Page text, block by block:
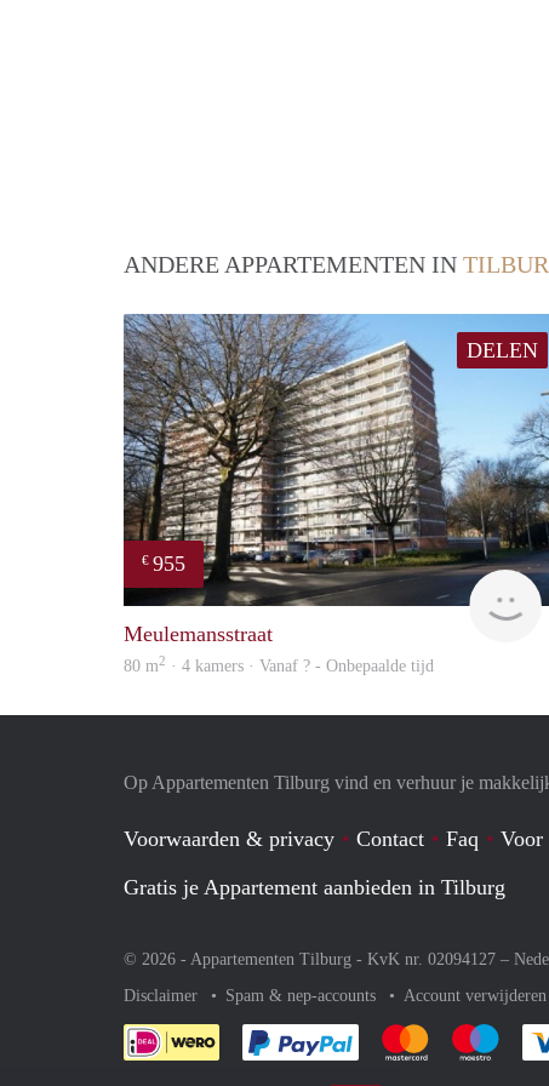
ANDERE APPARTEMENTEN IN
DELEN
€ 955
Meulemansstraat
80 m2 · 4 kamers · Vanaf ? - Onbepaalde tijd
Op Appartementen Tilburg vind en verhuur je
Voorwaarden & privacy Contact Faq
Voor
Gratis je Appartement aanbieden in Tilburg
© 2026 - Appartementen Tilburg - KvK nr. 02094127 –
Disclaimer
Spam & nep-accounts Account verwijderen
Je rekent gemakkelijk af
Je rekent Je